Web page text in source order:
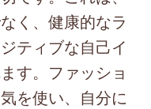
く、健康的なラ
ティブな自己イ
す。ファッショ
を使い、自分に